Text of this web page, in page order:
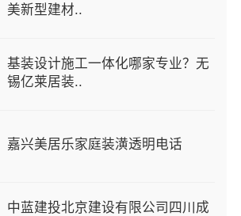
美新型建材..
基装设计施工一体化哪家专业？无
锡亿莱居装..
嘉兴美居乐家庭装潢透明电话
中蓝建投北京建设有限公司四川成